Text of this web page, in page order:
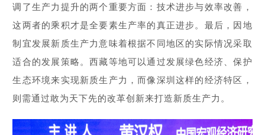
调了生产力提升的两个重要方面：技术进步与效率改善，
这两者的乘积才是全要素生产率的真正进步。最后，因地
制宜发展新质生产力意味着根据不同地区的实际情况采取
适合的发展策略。西藏等地可以通过发展绿色经济、保护
生态环境来实现新质生产力，而像深圳这样的经济特区，
则需通过敢为天下先的改革创新来打造新质生产力。